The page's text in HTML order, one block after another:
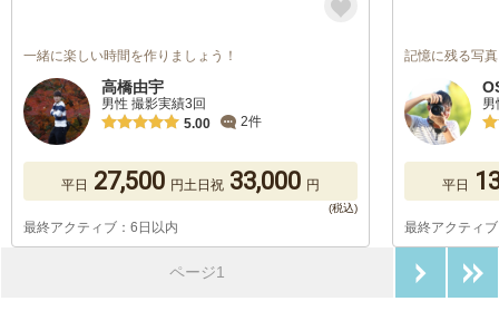
一緒に楽しい時間を作りましょう！
高橋由宇
男性 撮影実績3回
5.00
2件
平日 27,500 円土日祝 33,000 円
最終アクティブ：6日以内
記憶に残る写
平日
最終アクティ
ページ1